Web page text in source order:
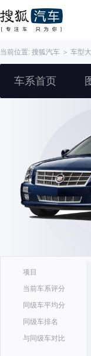
当前位置: 搜狐汽车 ＞ 车型
车系首页
项目
当前车系评分
同级车平均分
同级车排名
与同级车对比